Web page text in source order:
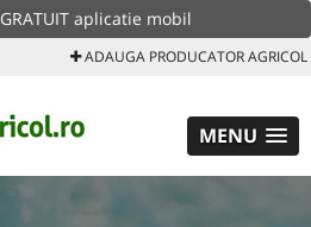
aplicatie mobil
ADAUGA PRODUCATOR AGRICOL
MENU